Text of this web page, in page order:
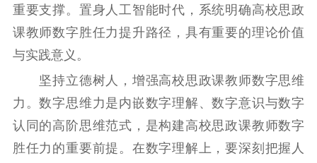
理论武装
理论学习
哲学社科
社科强省 工作通知
成果集萃
江苏文脉
资料下载
重要支撑。置身人工智能时代，系统明确高校思政
课教师数字胜任力提升路径，具有重要的理论价值
与实践意义。
坚持立德树人，增强高校思政课教师数字思维
力。数字思维力是内嵌数字理解、数字意识与数字
认同的高阶思维范式，是构建高校思政课教师数字
胜任力的重要前提。在数字理解上，要深刻把握人